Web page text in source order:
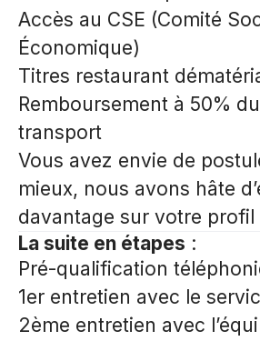
Accès au CSE (Comité
Économique)
Titres restaurant
Remboursement à 50%
transport
Vous avez envie de
mieux, nous avons hâte
davantage sur votre profil
La suite en étapes :
Pré-qualification
1er entretien avec le
2ème entretien avec